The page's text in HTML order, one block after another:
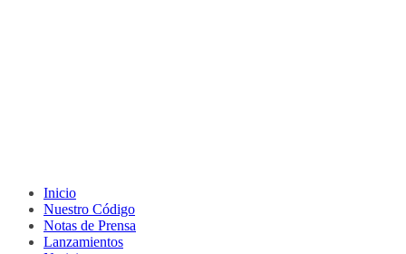
Inicio
Nuestro Código
Notas de Prensa
Lanzamientos